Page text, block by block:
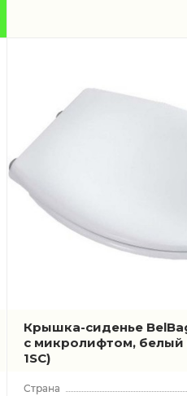
Крышка-сиденье
с микролифтом, белый
1SC)